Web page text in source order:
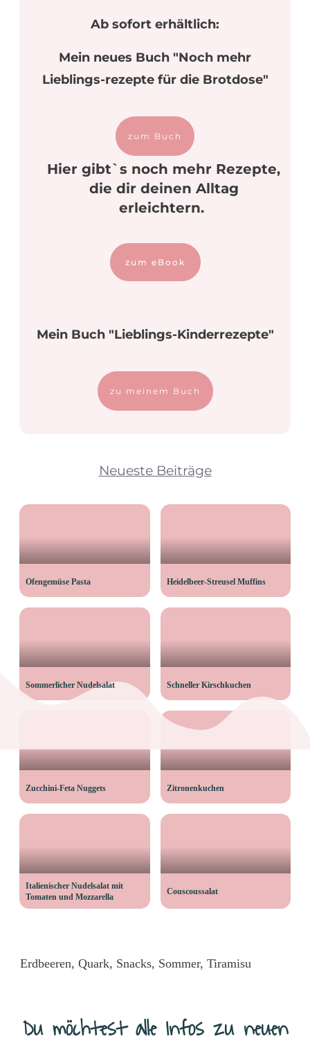
Ab sofort erhältlich:
Mein neues Buch "Noch mehr
Lieblings-rezepte für die Brotdose"
zum Buch
Hier gibt`s noch mehr Rezepte,
die dir deinen Alltag
erleichtern.
zum eBook
Mein Buch "Lieblings-Kinderrezepte"
zu meinem Buch
Neueste Beiträge
Ofengemüse Pasta Heidelbeer-Streusel Muffins
Sommerlicher Nudelsalat Schneller Kirschkuchen
Zucchini-Feta Nuggets Zitronenkuchen
Italienischer Nudelsalat mit
Tomaten und Mozzarella
Couscoussalat
Erdbeeren, Quark, Snacks, Sommer, Tiramisu
Du möchtest alle Infos zu neuen